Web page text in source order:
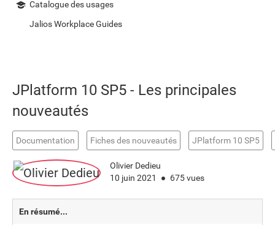
Catalogue des usages
Jalios Workplace Guides
JPlatform 10 SP5 - Les principales
nouveautés
Documentation Fiches des nouveautés JPlatform 10 SP5
Olivier Dedieu
10 juin 2021
675 vues
En résumé...